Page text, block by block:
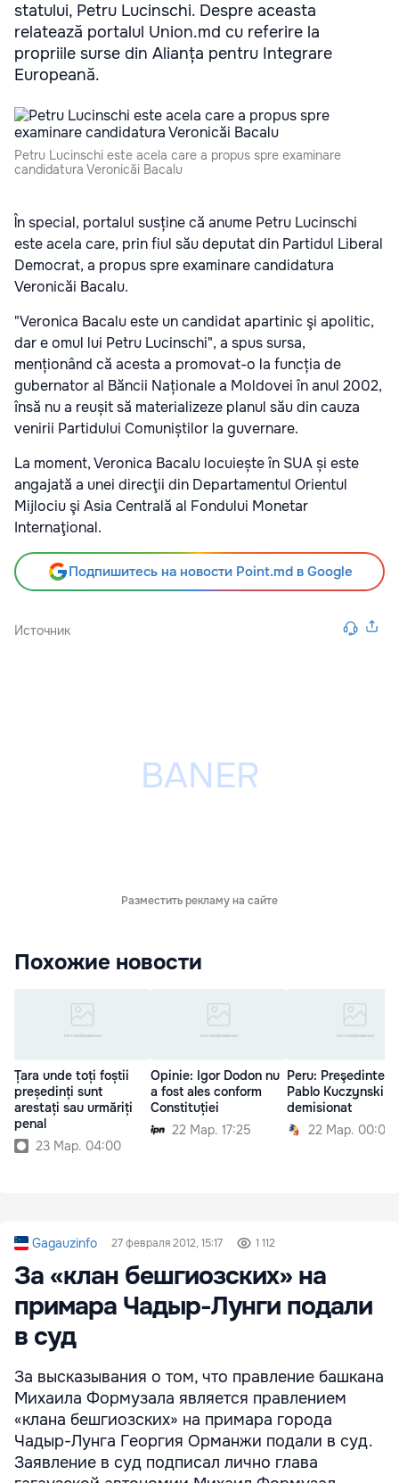
statului, Petru Lucinschi. Despre aceasta
relatează portalul Union.md cu referire la
propriile surse din Alianța pentru Integrare
Europeană.
Petru Lucinschi este acela care a propus spre examinare
candidatura Veronicăi Bacalu
În special, portalul susține că anume Petru Lucinschi
este acela care, prin fiul său deputat din Partidul Liberal
Democrat, a propus spre examinare candidatura
Veronicăi Bacalu.
"Veronica Bacalu este un candidat apartinic şi apolitic,
dar e omul lui Petru Lucinschi", a spus sursa,
menționând că acesta a promovat-o la funcția de
gubernator al Băncii Naționale a Moldovei în anul 2002,
însă nu a reușit să materializeze planul său din cauza
venirii Partidului Comuniștilor la guvernare.
La moment, Veronica Bacalu locuiește în SUA și este
angajată a unei direcţii din Departamentul Orientul
Mijlociu şi Asia Centrală al Fondului Monetar
Internaţional.
Подпишитесь на новости Point.md в Google
Источник
Разместить рекламу на сайте
Похожие новости
Țara unde toți foștii
președinți sunt
arestați sau urmăriți
penal
23 Мар. 04:00
Opinie: Igor Dodon nu
a fost ales conform
Constituției
22 Мар. 17:25
Peru: Preşedintele
Pablo Kuczynski a
demisionat
22 Мар. 00:00
Gagauzinfo 27 февраля 2012, 15:17 1 112
За «клан бешгиозских» на
примара Чадыр-Лунги подали
в суд
За высказывания о том, что правление башкана
Михаила Формузала является правлением
«клана бешгиозских» на примара города
Чадыр-Лунга Георгия Орманжи подали в суд.
Заявление в суд подписал лично глава